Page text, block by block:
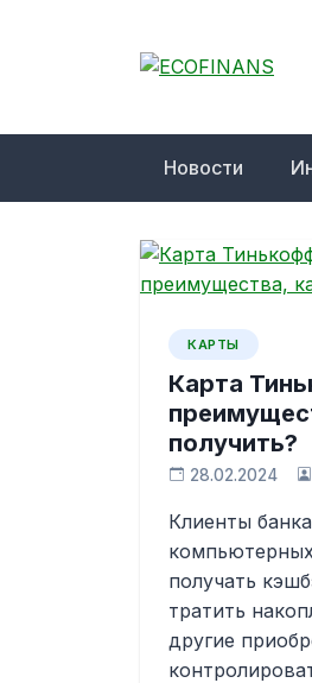
Новости
КАРТЫ
Карта
получить?
28.02.2024
Клиенты
получать
тратить
другие